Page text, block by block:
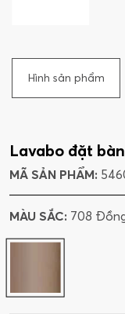
Hình sản phẩm
Lavabo đặt
MÃ SẢN PHẨM:
MÀU SẮC: 708